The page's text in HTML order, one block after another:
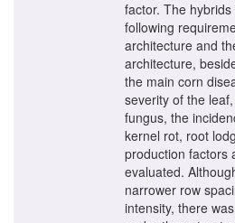
factor. The
following
architecture and
architecture,
the main corn
severity of the
fungus, the
kernel rot, root
production factors
evaluated.
narrower row
intensity, there